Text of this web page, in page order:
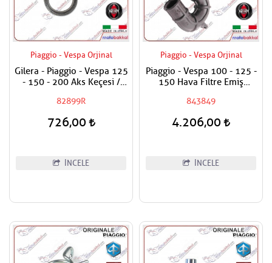
Piaggio - Vespa Orjinal
Gilera - Piaggio - Vespa 125
- 150 - 200 Aks Keçesi /
82899R
726,00
İNCELE
Piaggio - Vespa Orjinal
Piaggio - Vespa 100 - 125 -
150 Hava Filtre Emiş
843849
4.206,00
İNCELE